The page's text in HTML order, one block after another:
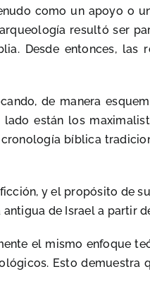
como un apoyo o
resultó ser
Desde entonces, las
de manera
están los
bíblica
y el propósito de
de Israel a partir
el mismo enfoque
Esto demuestra